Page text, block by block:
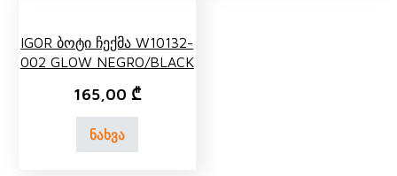
IGOR Ბოტი Ჩექმა W10132-
002 GLOW NEGRO/BLACK
165,00 ₾
ნახვა